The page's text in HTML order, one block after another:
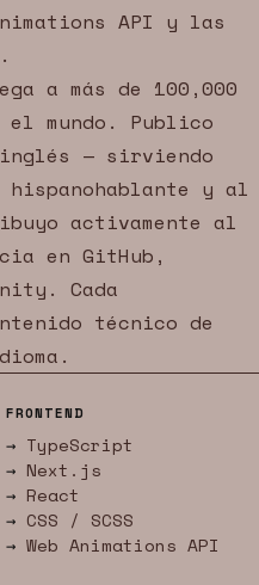
API y las
a más de 100,000
mundo. Publico
— sirviendo
y al
activamente al
en GitHub,
Cada
técnico de
FRONTEND
TypeScript
Next.js
React
CSS / SCSS
Web Animations API